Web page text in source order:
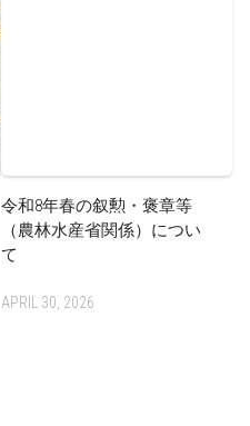
令和8年春の叙勲・褒章等
（農林水産省関係）につい
て
APRIL 30, 2026